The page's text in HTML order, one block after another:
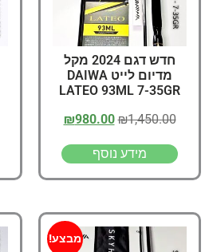
חדש דגם 2024 מקל
מדיום לייט DAIWA
LATEO 93ML 7-35GR
₪1,450.00
₪980.00
מידע נוסף
מבצע!